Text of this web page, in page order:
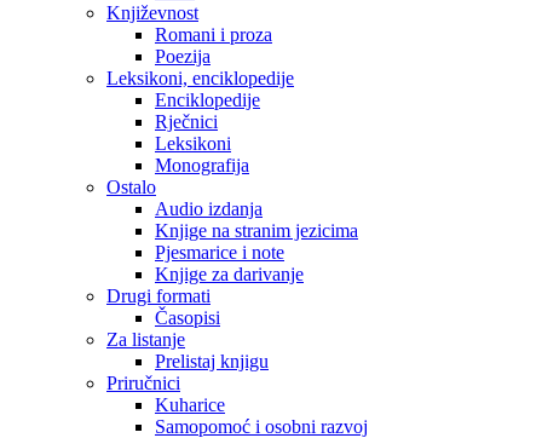
Književnost
Romani i proza
Poezija
Leksikoni, enciklopedije
Enciklopedije
Rječnici
Leksikoni
Monografija
Ostalo
Audio izdanja
Knjige na stranim jezicima
Pjesmarice i note
Knjige za darivanje
Drugi formati
Časopisi
Za listanje
Prelistaj knjigu
Priručnici
Kuharice
Samopomoć i osobni razvoj